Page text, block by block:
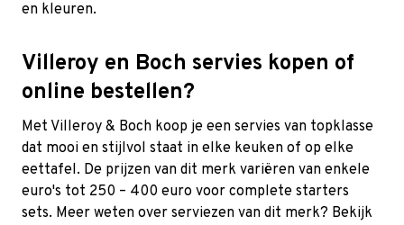
en kleuren.
Villeroy en Boch servies kopen of
online bestellen?
Met Villeroy & Boch koop je een servies van topklasse
dat mooi en stijlvol staat in elke keuken of op elke
eettafel. De prijzen van dit merk variëren van enkele
euro's tot 250 – 400 euro voor complete starters
sets. Meer weten over serviezen van dit merk? Bekijk